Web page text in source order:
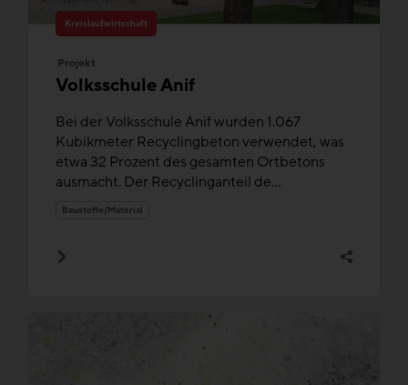
Kreislaufwirtschaft
Projekt
Volksschule Anif
Bei der Volksschule Anif wurden 1.067
Kubikmeter Recyclingbeton verwendet, was
etwa 32 Prozent des gesamten Ortbetons
ausmacht. Der Recyclinganteil de...
Baustoffe/Material